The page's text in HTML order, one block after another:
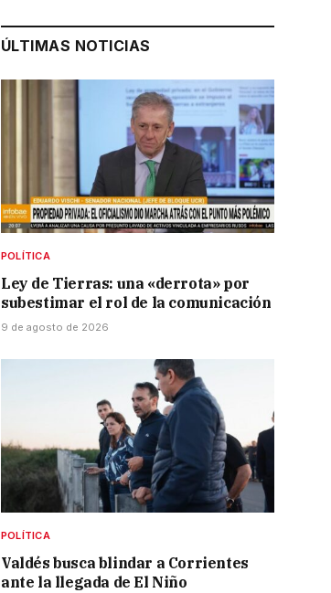
ÚLTIMAS NOTICIAS
POLÍTICA
Ley de Tierras: una «derrota» por
subestimar el rol de la comunicación
9 de agosto de 2026
POLÍTICA
Valdés busca blindar a Corrientes
ante la llegada de El Niño